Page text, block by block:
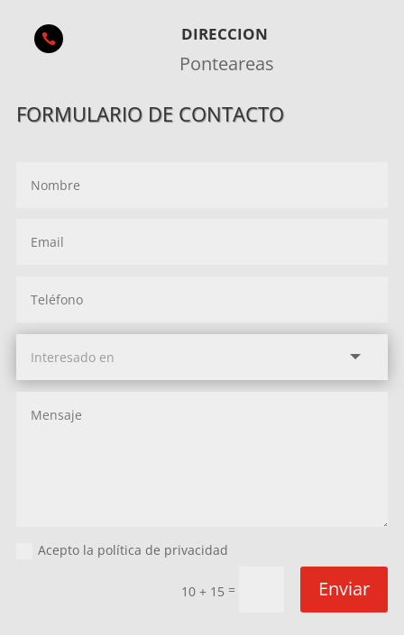
 DIRECCION
Ponteareas
FORMULARIO DE CONTACTO
Acepto la política de privacidad
10 + 15 = Enviar